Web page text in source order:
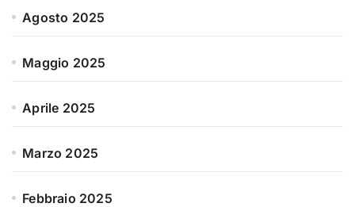
Agosto 2025
Maggio 2025
Aprile 2025
Marzo 2025
Febbraio 2025